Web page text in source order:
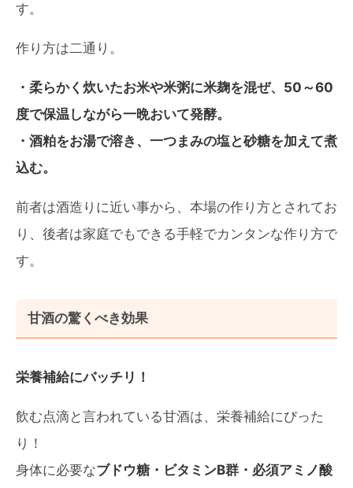
す。
作り方は二通り。
・柔らかく炊いたお米や米粥に米麹を混ぜ、50～60
度で保温しながら一晩おいて発酵。
・酒粕をお湯で溶き、一つまみの塩と砂糖を加えて煮
込む。
前者は酒造りに近い事から、本場の作り方とされてお
り、後者は家庭でもできる手軽でカンタンな作り方で
す。
甘酒の驚くべき効果
栄養補給にバッチリ！
飲む点滴と言われている甘酒は、栄養補給にぴった
り！
身体に必要なブドウ糖・ビタミンB群・必須アミノ酸